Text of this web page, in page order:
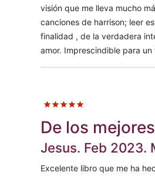
visión que me lleva mucho
canciones de harrison; leer
finalidad , de la verdadera
amor. Imprescindible para
De los
Jesus. Feb 2023.
Excelente libro que me ha